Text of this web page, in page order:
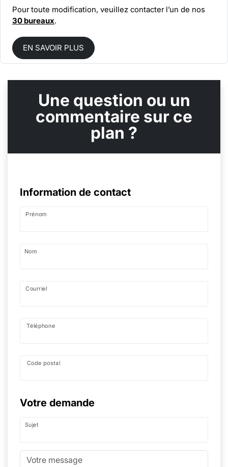
Pour toute modification, veuillez contacter l’un de nos
30 bureaux.
EN SAVOIR PLUS
Une question ou un
commentaire sur ce
plan ?
Information de contact
Prénom
Nom
Courriel
Téléphone
Code postal
Votre demande
Sujet